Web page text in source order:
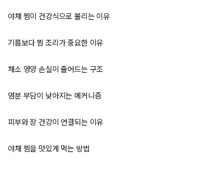
야채 찜이 건강식으로 불리는 이유
기름보다 찜 조리가 중요한 이유
채소 영양 손실이 줄어드는 구조
염분 부담이 낮아지는 메커니즘
피부와 장 건강이 연결되는 이유
야채 찜을 맛있게 먹는 방법